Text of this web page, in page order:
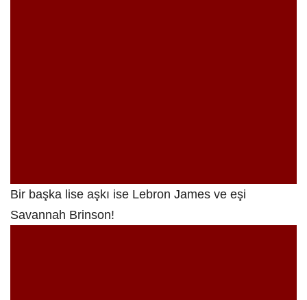
Bir başka lise aşkı ise Lebron James ve eşi
Savannah Brinson!